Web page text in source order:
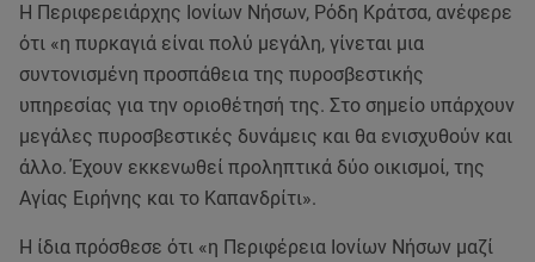
Η Περιφερειάρχης Ιονίων Νήσων, Ρόδη Κράτσα, ανέφερε
ότι «η πυρκαγιά είναι πολύ μεγάλη, γίνεται μια
συντονισμένη προσπάθεια της πυροσβεστικής
υπηρεσίας για την οριοθέτησή της. Στο σημείο υπάρχουν
μεγάλες πυροσβεστικές δυνάμεις και θα ενισχυθούν και
άλλο. Έχουν εκκενωθεί προληπτικά δύο οικισμοί, της
Αγίας Ειρήνης και το Καπανδρίτι».
Η ίδια πρόσθεσε ότι «η Περιφέρεια Ιονίων Νήσων μαζί